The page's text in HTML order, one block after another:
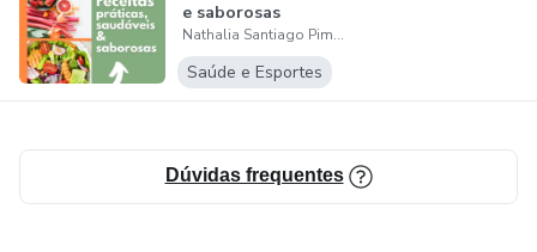
e saborosas
Nathalia Santiago Pimenta de Albuquerque
Saúde e Esportes
Dúvidas frequentes